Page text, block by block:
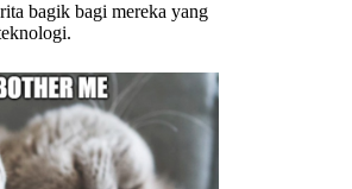
bagik bagi mereka yang